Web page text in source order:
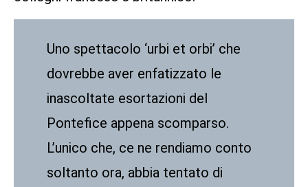
Uno spettacolo ‘urbi et orbi’ che
dovrebbe aver enfatizzato le
inascoltate esortazioni del
Pontefice appena scomparso.
L’unico che, ce ne rendiamo conto
soltanto ora, abbia tentato di